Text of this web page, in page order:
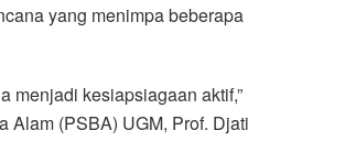
yang menimpa beberapa
menjadi kesiapsiagaan aktif,”
Alam (PSBA) UGM, Prof. Djati